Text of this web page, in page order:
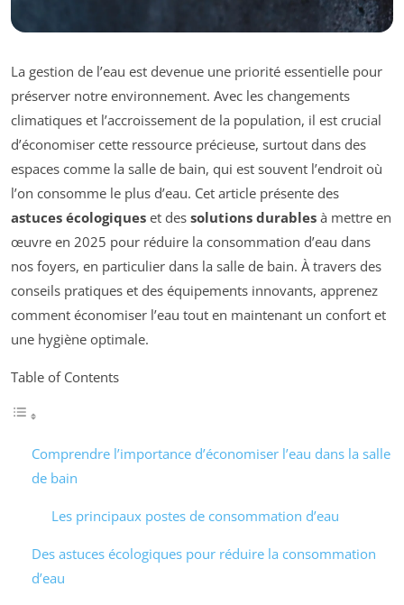
La gestion de l’eau est devenue une priorité essentielle pour
préserver notre environnement. Avec les changements
climatiques et l’accroissement de la population, il est crucial
d’économiser cette ressource précieuse, surtout dans des
espaces comme la salle de bain, qui est souvent l’endroit où
l’on consomme le plus d’eau. Cet article présente des
astuces écologiques et des solutions durables à mettre en
œuvre en 2025 pour réduire la consommation d’eau dans
nos foyers, en particulier dans la salle de bain. À travers des
conseils pratiques et des équipements innovants, apprenez
comment économiser l’eau tout en maintenant un confort et
une hygiène optimale.
Table of Contents
Comprendre l’importance d’économiser l’eau dans la salle
de bain
Les principaux postes de consommation d’eau
Des astuces écologiques pour réduire la consommation
d’eau